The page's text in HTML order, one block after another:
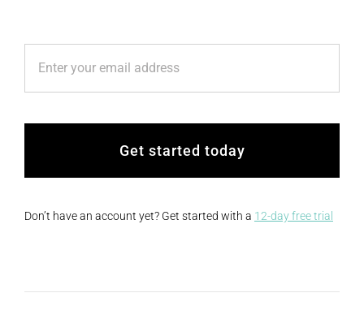
Get started today
Don’t have an account yet? Get started with a 12-day free trial